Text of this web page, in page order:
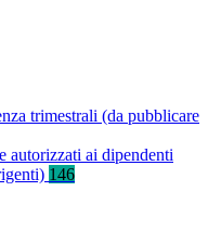
trimestrali (da pubblicare
autorizzati ai dipendenti
146